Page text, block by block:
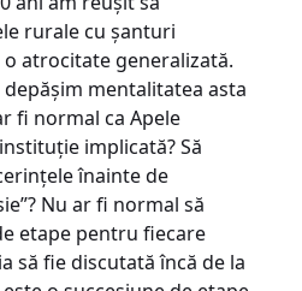
rurale cu șanturi
atrocitate generalizată.
mentalitatea asta
fi normal ca Apele
implicată? Să
înainte de
Nu ar fi normal să
etape pentru fiecare
să fie discutată încă de la